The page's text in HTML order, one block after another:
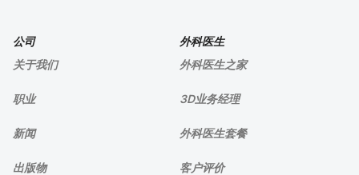
公司
关于我们
职业
新闻
出版物
外科医生
外科医生之家
3D业务经理
外科医生套餐
客户评价